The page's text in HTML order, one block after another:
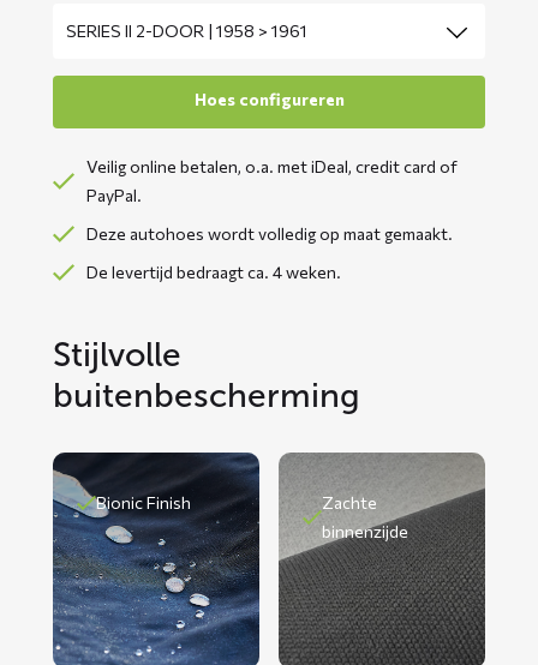
Veilig online betalen, o.a. met iDeal, credit card of
PayPal.
Deze autohoes wordt volledig op maat gemaakt.
De levertijd bedraagt ca. 4 weken.
Stijlvolle
buitenbescherming
Bionic Finish
Zachte
binnenzijde